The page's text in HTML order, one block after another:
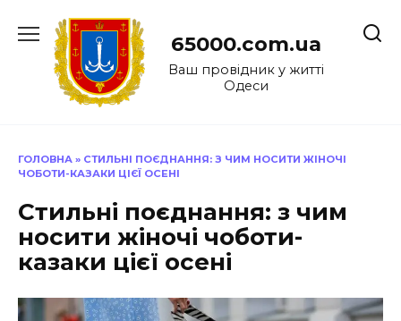
до
65000.com.ua
Ваш провідник у житті
Одеси
ГОЛОВНА » СТИЛЬНІ ПОЄДНАННЯ: З ЧИМ НОСИТИ ЖІНОЧІ
ЧОБОТИ-КАЗАКИ ЦІЄЇ ОСЕНІ
Стильні поєднання: з чим
носити жіночі чоботи-
казаки цієї осені